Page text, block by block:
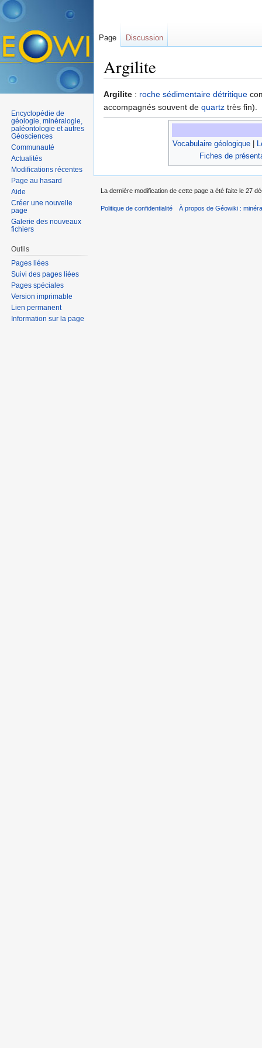
Argilite
Argilite : roche sédimentaire détritique
accompagnés souvent de quartz très fin).
Vocabulaire géologique|
Fiches de
Page Discussion
Encyclopédie de
géologie, minéralogie,
paléontologie et autres
Géosciences
Communauté
Actualités
Modifications récentes
Page au hasard
Aide
Créer une nouvelle
page
Galerie des nouveaux
fichiers
Outils
Pages liées
Suivi des pages liées
Pages spéciales
Version imprimable
Lien permanent
Information sur la page
La dernière modification de cette page a été faite le 27
Politique de confidentialité À propos de Géowiki :